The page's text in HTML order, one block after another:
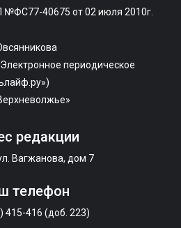
40675 от 02 июля 2010г.
периодическое
редакции
Вагжанова, дом 7
телефон
415-416 (доб. 223)